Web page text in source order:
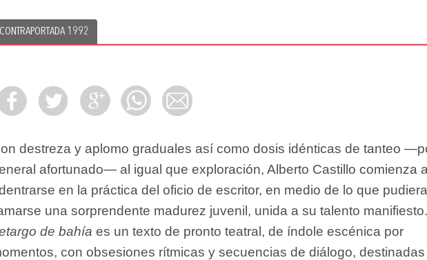
CONTRAPORTADA 1992
destreza y aplomo graduales así como dosis idénticas de tanteo
afortunado— al igual que exploración, Alberto Castillo comienza
en la práctica del oficio de escritor, en medio de lo que pudiera
una sorprendente madurez juvenil, unida a su talento manifiesto.
de bahía es un texto de pronto teatral, de índole escénica por
con obsesiones rítmicas y secuencias de diálogo, destinadas